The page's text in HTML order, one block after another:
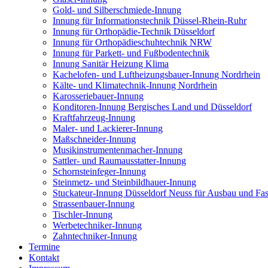
Gold- und Silberschmiede-Innung
Innung für Informationstechnik Düssel-Rhein-Ruhr
Innung für Orthopädie-Technik Düsseldorf
Innung für Orthopädieschuhtechnik NRW
Innung für Parkett- und Fußbodentechnik
Innung Sanitär Heizung Klima
Kachelofen- und Luftheizungsbauer-Innung Nordrhein
Kälte- und Klimatechnik-Innung Nordrhein
Karosseriebauer-Innung
Konditoren-Innung Bergisches Land und Düsseldorf
Kraftfahrzeug-Innung
Maler- und Lackierer-Innung
Maßschneider-Innung
Musikinstrumentenmacher-Innung
Sattler- und Raumausstatter-Innung
Schornsteinfeger-Innung
Steinmetz- und Steinbildhauer-Innung
Stuckateur-Innung Düsseldorf Neuss für Ausbau und
Strassenbauer-Innung
Tischler-Innung
Werbetechniker-Innung
Zahntechniker-Innung
Termine
Kontakt